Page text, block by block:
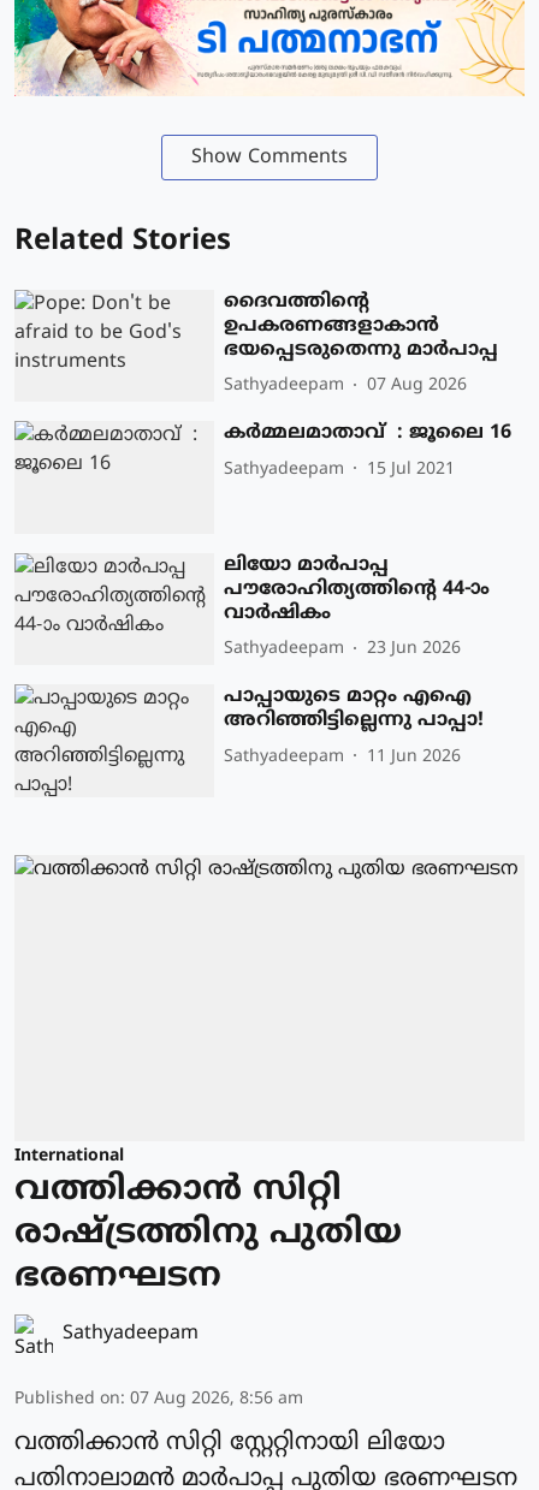
Show Comments
Related Stories
ദൈവത്തിന്റെ
ഉപകരണങ്ങളാകാന്‍
ഭയപ്പെടരുതെന്നു മാര്‍പാപ്പ
Sathyadeepam 07 Aug 2026
കര്‍മ്മലമാതാവ് : ജൂലൈ 16
Sathyadeepam 15 Jul 2021
ലിയോ മാര്‍പാപ്പ
പൗരോഹിത്യത്തിന്റെ 44-ാം
വാര്‍ഷികം
Sathyadeepam 23 Jun 2026
പാപ്പായുടെ മാറ്റം എഐ
അറിഞ്ഞിട്ടില്ലെന്നു പാപ്പാ!
Sathyadeepam 11 Jun 2026
International
വത്തിക്കാന്‍ സിറ്റി
രാഷ്ട്രത്തിനു പുതിയ
ഭരണഘടന
Sathyadeepam
Published on: 07 Aug 2026, 8:56 am
വത്തിക്കാന്‍ സിറ്റി സ്റ്റേറ്റിനായി ലിയോ
പതിനാലാമന്‍ മാര്‍പാപ്പ പുതിയ ഭരണഘടന